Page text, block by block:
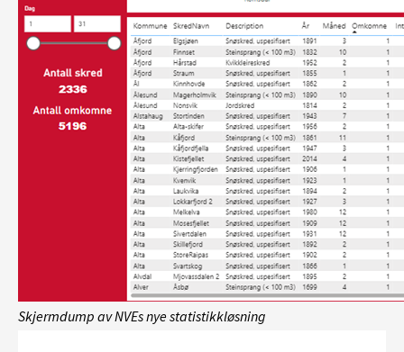
Skjermdump av NVEs nye statistikkløsning